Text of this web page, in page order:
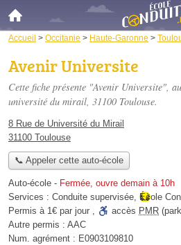
Accueil > Occitanie > Haute-Garonne >
Avenir Universite
Cette fiche présente "Avenir Universite",
université du mirail, 31100 Toulouse.
8 Rue de Université du Mirail
31100 Toulouse
📞 Appeler cette auto-école
Auto-école - Fermée, ouvre demain à 10h
Services : Conduite supervisée, École
Permis à 1€ par jour , accès PMR
Autre permis : AAC
Num. agrément : E0903109810